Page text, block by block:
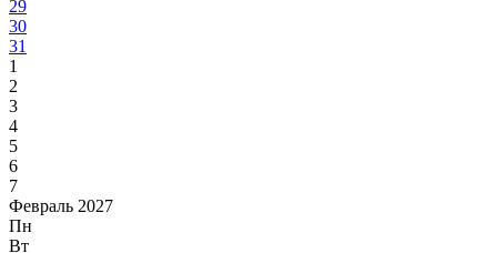
29
30
31
1
2
3
4
5
6
7
Февраль 2027
Пн
Вт